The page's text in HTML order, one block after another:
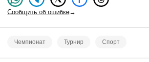
Сообщить об ошибке→
Чемпионат Турнир Спорт